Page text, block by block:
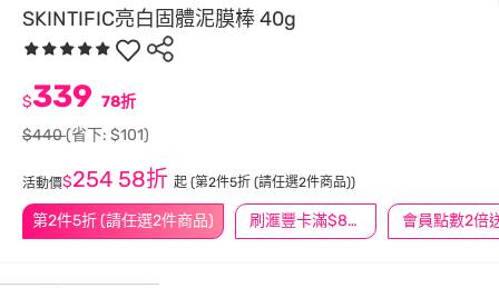
SKINTIFIC亮白固體泥膜棒 40g
第2件5折 (請任選2件商品) 刷滙豐卡滿$888送3萬點 會員點數2倍
$339 78折
$440(省下: $101)
活動價$254 58折 起 (第2件5折 (請任選2件商品))